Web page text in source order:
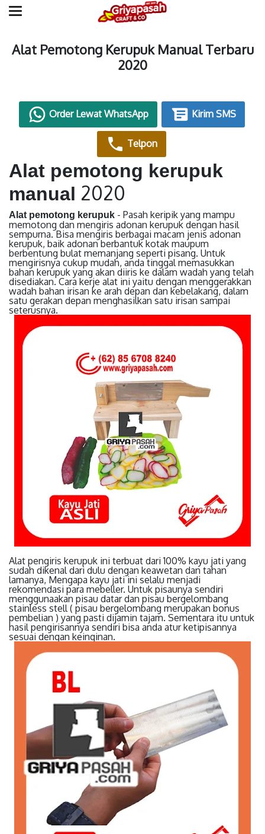
Alat Pemotong Kerupuk Manual Terbaru
2020
Order Lewat WhatsApp Kirim SMS
Telpon
Alat pemotong kerupuk
manual 2020
Alat pemotong kerupuk - Pasah keripik yang mampu
memotong dan mengiris adonan kerupuk dengan hasil
sempurna. Bisa mengiris berbagai macam jenis adonan
kerupuk, baik adonan berbantuk kotak maupum
berbentung bulat memanjang seperti pisang. Untuk
mengirisnya cukup mudah, anda tinggal memasukkan
bahan kerupuk yang akan diiris ke dalam wadah yang telah
disediakan. Cara kerje alat ini yaitu dengan menggerakkan
wadah bahan irisan ke arah depan dan kebelakang, dalam
satu gerakan depan menghasilkan satu irisan sampai
seterusnya.
Alat pengiris kerupuk ini terbuat dari 100% kayu jati yang
sudah dikenal dari dulu dengan keawetan dan tahan
lamanya, Mengapa kayu jati ini selalu menjadi
rekomendasi para mebeller. Untuk pisaunya sendiri
menggunaakan pisau datar dan pisau bergelombang
stainless stell ( pisau bergelombang merupakan bonus
pembelian ) yang pasti dijamin tajam. Sementara itu untuk
hasil pengirisannya sendiri bisa anda atur ketipisannya
sesuai dengan keinginan.